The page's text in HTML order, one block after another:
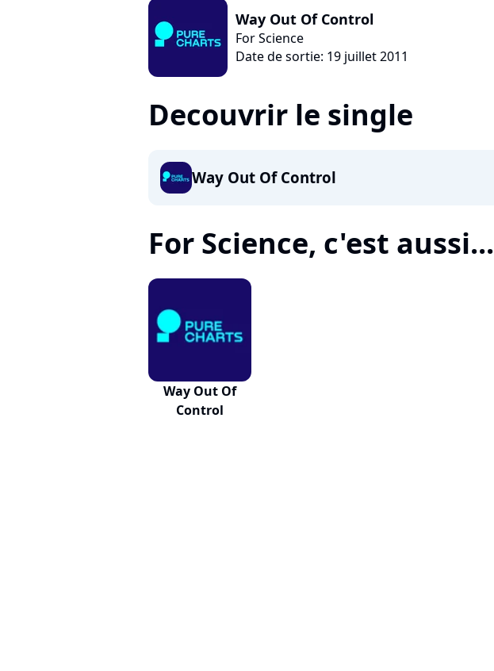
Way Out Of Control
For Science
Date de sortie: 19 juillet 2011
Decouvrir le single
Way Out Of Control
For Science, c'est aussi...
Way Out Of
Control